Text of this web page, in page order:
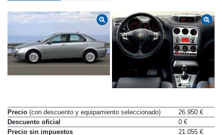
Precio (con descuento y equipamiento seleccionado)
26.950 €
Descuento oficial
0 €
Precio sin impuestos
21.055 €